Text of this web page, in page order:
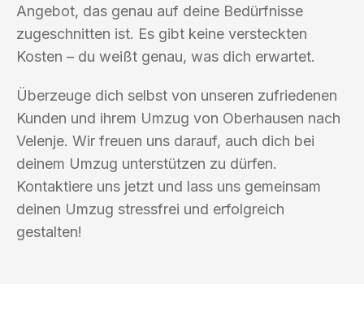
Angebot, das genau auf deine Bedürfnisse
zugeschnitten ist. Es gibt keine versteckten
Kosten – du weißt genau, was dich erwartet.
Überzeuge dich selbst von unseren zufriedenen
Kunden und ihrem Umzug von Oberhausen nach
Velenje. Wir freuen uns darauf, auch dich bei
deinem Umzug unterstützen zu dürfen.
Kontaktiere uns jetzt und lass uns gemeinsam
deinen Umzug stressfrei und erfolgreich
gestalten!